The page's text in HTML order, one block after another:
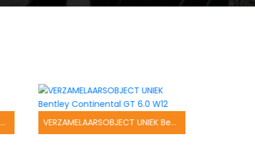
Mazda CX-5 2.0 TS+ 4WD Automaat VERZAMELAARSOBJECT UNIEK Bentley Continental GT 6.0 W12